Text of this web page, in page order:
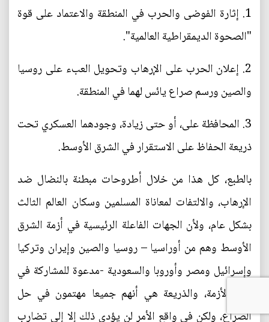
1. إثارة الفوضى والحرب في المنطقة والاعتماد على قوة
"الصحوة الديمقراطية العالمية".
2. إعلان الحرب على الإرهاب وتحويل العبء على روسيا
والصين ورسم صراع يائس لهما في المنطقة.
3. المحافظة على، أو حتى زيادة، وجودهما العسكري تحت
ذريعة الحفاظ على الاستقرار في الشرق الأوسط.
بالطبع، كل هذا من خلال أطروحات مبطنة بالنضال ضد
الإرهاب، والالتفات لمعاناة المسلمين وسكان العالم الثالث
بشكل عام، ولأن الجهات الفاعلة الرئيسية في أزمة الشرق
الأوسط وهم من أوراسيا – روسيا والصين وإيران وتركيا
وإسرائيل ومصر وأوروبا والسعودية -مدعوة للمشاركة في
هذه الأزمة، والذريعة هي أنهم جميعا مهتمون في حل
الصراع، ولكن في واقع الأمر لن يؤدي ذلك إلا إلى تضارب